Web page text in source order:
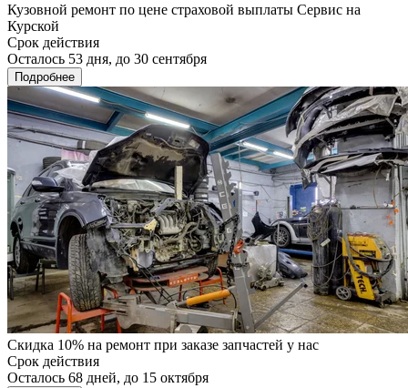
Кузовной ремонт по цене страховой выплаты Сервис на
Курской
Срок действия
Осталось 53 дня, до 30 сентября
Подробнее
Скидка 10% на ремонт при заказе запчастей у нас
Срок действия
Осталось 68 дней, до 15 октября